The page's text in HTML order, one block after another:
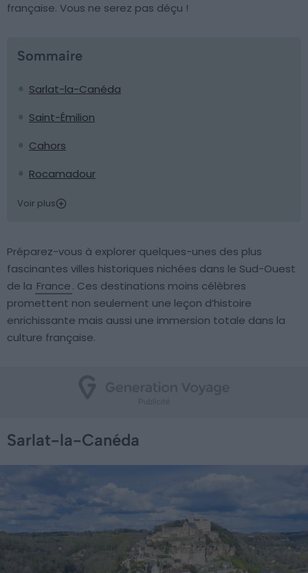
française. Vous ne serez pas déçu !
Sommaire
Sarlat-la-Canéda
Saint-Émilion
Cahors
Rocamadour
Voir plus
Préparez-vous à explorer quelques-unes des plus
fascinantes villes historiques nichées dans le Sud-Ouest
de la France. Ces destinations moins célèbres
promettent non seulement une leçon d’histoire
enrichissante mais aussi une immersion totale dans la
culture française.
Sarlat-la-Canéda